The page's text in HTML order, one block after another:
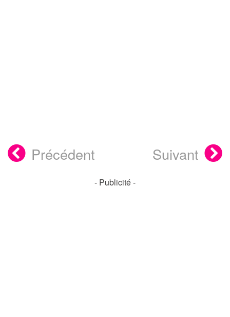
Précédent Suivant
- Publicité -